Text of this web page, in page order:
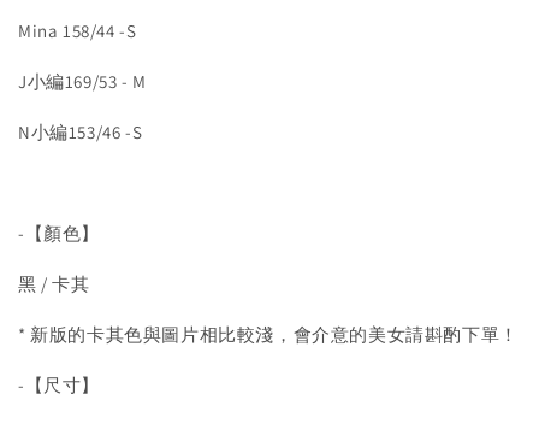
Mina 158/44 -S
J小編169/53 - M
N小編153/46 -S
-【顏色】
黑 / 卡其
* 新版的卡其色與圖片相比較淺，會介意的美女請斟酌下單！
-【尺寸】